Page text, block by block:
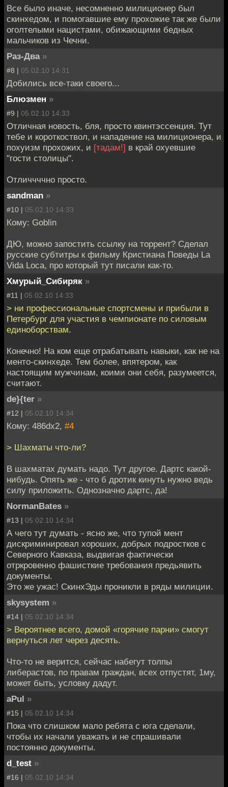
Все было иначе, несомненно милиционер был
скинхедом, и помогавшие ему прохожие так же были
оголтелыми нацистами, обижающими бедных
мальчиков из Чечни.
Раз-Два »
#8 | 05.02.10 14:31
Добились все-таки своего...
Блюзмен »
#9 | 05.02.10 14:33
Отличная новость, бля, просто квинтэссенция. Тут
тебе и короткоствол, и нападение на милиционера, и
похуизм прохожих, и [тадам!] в край охуевшие
"гости столицы".
Отличчччно просто.
sandman »
#10 | 05.02.10 14:33
Кому: Goblin
ДЮ, можно запостить ссылку на торрент? Сделал
русские субтитры к фильму Кристиана Поведы La
Vida Loca, про который тут писали как-то.
Хмурый_Сибиряк »
#11 | 05.02.10 14:33
> ни профессиональные спортсмены и прибыли в
Петербург для участия в чемпионате по силовым
единоборствам.
Конечно! На ком еще отрабатывать навыки, как не на
менто-скинхеде. Тем более, впятером, как
настоящим мужчинам, коими они себя, разумеется,
считают.
de}{ter »
#12 | 05.02.10 14:34
Кому: 486dx2, #4
> Шахматы что-ли?
В шахматах думать надо. Тут другое. Дартс какой-
нибудь. Опять же - что б дротик кинуть нужно ведь
силу приложить. Однозначно дартс, да!
NormanBates »
#13 | 05.02.10 14:34
А чего тут думать - ясно же, что тупой мент
дискриминировал хороших, добрых подростков с
Северного Кавказа, выдвигая фактически
отркровенно фашисткие требования предьявить
документы.
Это же ужас! СкинхЭды проникли в ряды милиции.
skysystem »
#14 | 05.02.10 14:34
> Вероятнее всего, домой «горячие парни» смогут
вернуться лет через десять.
Что-то не верится, сейчас набегут толпы
либерастов, по правам граждан, всех отпустят, 1му,
может быть, условку дадут.
aPul »
#15 | 05.02.10 14:34
Пока что слишком мало ребята с юга сделали,
чтобы их начали уважать и не спрашивали
постоянно документы.
d_test »
#16 | 05.02.10 14:34